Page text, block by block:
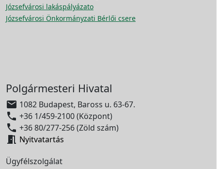
Józsefvárosi lakáspályázato
Józsefvárosi Önkormányzati Bérlői csere
Polgármesteri Hivatal
 1082 Budapest, Baross u. 63-67.
 +36 1/459-2100 (Központ)
 +36 80/277-256 (Zöld szám)
 Nyitvatartás
Ügyfélszolgálat